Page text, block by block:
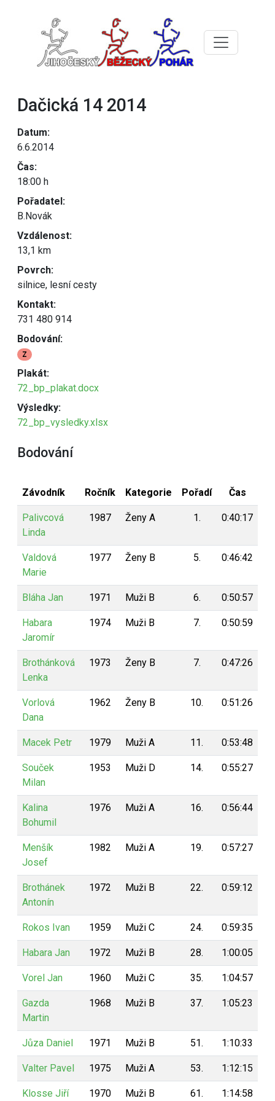
Dačická 14 2014
Datum:
6.6.2014
Čas:
18:00 h
Pořadatel:
B.Novák
Vzdálenost:
13,1 km
Povrch:
silnice, lesní cesty
Kontakt:
731 480 914
Bodování:
Z
Plakát:
72_bp_plakat.docx
Výsledky:
72_bp_vysledky.xlsx
Bodování
Závodník Ročník Kategorie Pořadí Čas
Palivcová
Linda
1987 Ženy A 1. 0:40:17
Valdová
Marie
1977 Ženy B 5. 0:46:42
Bláha Jan 1971 Muži B 6. 0:50:57
Habara
Jaromír
1974 Muži B 7. 0:50:59
Brothánková
Lenka
1973 Ženy B 7. 0:47:26
Vorlová
Dana
1962 Ženy B 10. 0:51:26
Macek Petr 1979 Muži A 11. 0:53:48
Souček
Milan
1953 Muži D 14. 0:55:27
Kalina
Bohumil
1976 Muži A 16. 0:56:44
Menšík
Josef
1982 Muži A 19. 0:57:27
Brothánek
Antonín
1972 Muži B 22. 0:59:12
Rokos Ivan 1959 Muži C 24. 0:59:35
Habara Jan 1972 Muži B 28. 1:00:05
Vorel Jan 1960 Muži C 35. 1:04:57
Gazda
Martin
1968 Muži B 37. 1:05:23
Jůza Daniel 1971 Muži B 51. 1:10:33
Valter Pavel 1975 Muži A 53. 1:12:15
Klosse Jiří 1970 Muži B 61. 1:14:58